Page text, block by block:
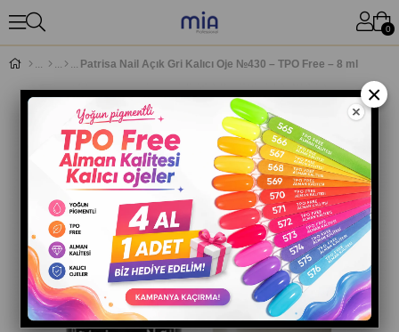
0
Patrisa Nail Açık Gri Kalıcı Oje №430 – TPO Free – 8 ml
×